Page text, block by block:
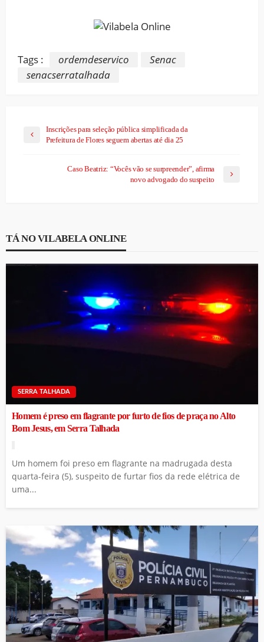
Tags : ordemdeservico
Senac
senacserratalhada
Inscrições para seleção pública simplificada da
Prefeitura de Flores seguem abertas até dia 25
Caso Beatriz: “Vocês vão se surpreender”, afirma
novo advogado do suspeito
TÁ NO VILABELA ONLINE
SERRA TALHADA
Homem é preso em flagrante por furto de fios de praça no Alto
Bom Jesus, em Serra Talhada
Um homem foi preso em flagrante na madrugada desta
quarta-feira (5), suspeito de furtar fios da rede elétrica de
uma...